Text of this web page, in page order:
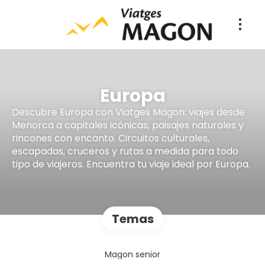
Europa
Descubre Europa con Viatges Magon: viajes desde
Menorca a capitales icónicas, paisajes naturales y
rincones con encanto. Circuitos culturales,
escapadas, cruceros y rutas a medida para todo
tipo de viajeros. Encuentra tu viaje ideal por Europa.
Temas
Magon senior